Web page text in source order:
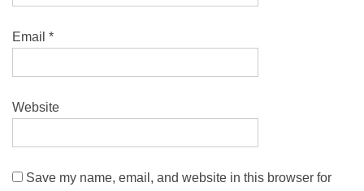
Email *
Website
Save my name, email, and website in this browser for